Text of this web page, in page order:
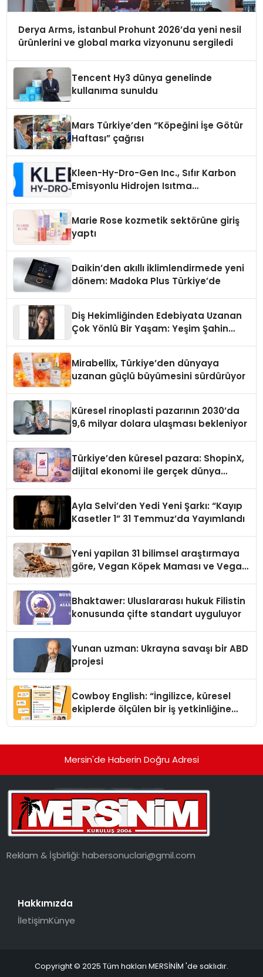
Derya Arms, İstanbul Prohunt 2026’da yeni nesil
ürünlerini ve global marka vizyonunu sergiledi
Tencent Hy3 dünya genelinde
kullanıma sunuldu
Mars Türkiye’den “Köpeğini İşe Götür
Haftası” çağrısı
Kleen-Hy-Dro-Gen Inc., Sıfır Karbon
Emisyonlu Hidrojen Isıtma
Marie Rose kozmetik sektörüne giriş
yaptı
Daikin’den akıllı iklimlendirmede yeni
dönem: Madoka Plus Türkiye’de
Diş Hekimliğinden Edebiyata Uzanan
Çok Yönlü Bir Yaşam: Yeşim Şahin
Mirabellix, Türkiye’den dünyaya
uzanan güçlü büyümesini sürdürüyor
Küresel rinoplasti pazarının 2030’da
9,6 milyar dolara ulaşması bekleniyor
Türkiye’den küresel pazara: ShopinX,
dijital ekonomi ile gerçek dünya
Ayla Selvi’den Yedi Yeni Şarkı: “Kayıp
Kasetler 1” 31 Temmuz’da Yayımlandı
Yeni yapilan 31 bilimsel araştırmaya
göre, Vegan Köpek Maması ve Vegan
Bhaktawer: Uluslararası hukuk Filistin
konusunda çifte standart uyguluyor
Yunan uzman: Ukrayna savaşı bir ABD
projesi
Cowboy English: “İngilizce, küresel
ekiplerde ölçülen bir iş yetkinliğine
Mersin'de Haberin Doğru Adresi
Reklam & İşbirliği:habersonuclari@gmil.com
Hakkımızda
İletişimKünye
Copyright © 2025 Tüm hakları MERSİNİM 'de saklıdır.